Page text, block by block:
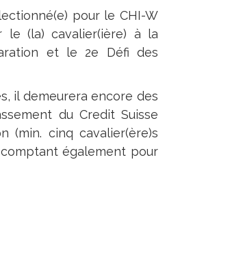
pour le CHI-W
le (la) cavalier(ière) à la
et le 2e Défi des
il demeurera encore des
du Credit Suisse
(min. cinq cavalier(ère)s
également pour